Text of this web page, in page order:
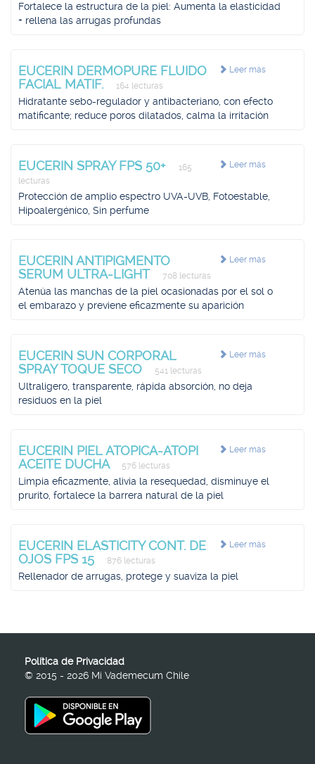
Fortalece la estructura de la piel: Aumenta la elasticidad
+ rellena las arrugas profundas
Leer más
EUCERIN DERMOPURE FLUIDO
FACIAL MATIF.
164 lecturas
Hidratante sebo-regulador y antibacteriano, con efecto
matificante; reduce poros dilatados, calma la irritación
Leer más
EUCERIN SPRAY FPS 50+
165
lecturas
Protección de amplio espectro UVA-UVB, Fotoestable,
Hipoalergénico, Sin perfume
Leer más
EUCERIN ANTIPIGMENTO
SERUM ULTRA-LIGHT
708 lecturas
Atenúa las manchas de la piel ocasionadas por el sol o
el embarazo y previene eficazmente su aparición
Leer más
EUCERIN SUN CORPORAL
SPRAY TOQUE SECO
541 lecturas
Ultraligero, transparente, rápida absorción, no deja
residuos en la piel
Leer más
EUCERIN PIEL ATOPICA-ATOPI
ACEITE DUCHA
576 lecturas
Limpia eficazmente, alivia la resequedad, disminuye el
prurito, fortalece la barrera natural de la piel
Leer más
EUCERIN ELASTICITY CONT. DE
OJOS FPS 15
876 lecturas
Rellenador de arrugas, protege y suaviza la piel
Política de Privacidad
© 2015 - 2026 Mi Vademecum Chile